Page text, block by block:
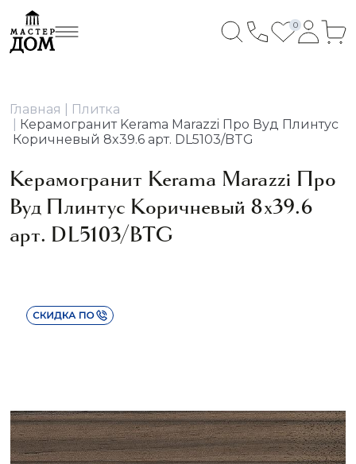
0
Главная
Плитка
Керамогранит Kerama Marazzi Про Вуд Плинтус
Коричневый 8x39.6 арт. DL5103/BTG
Керамогранит Kerama Marazzi Про
Вуд Плинтус Коричневый 8x39.6
арт. DL5103/BTG